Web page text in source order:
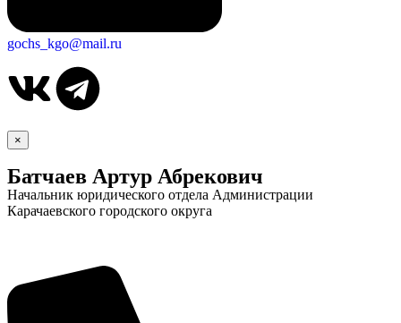
gochs_kgo@mail.ru
×
Батчаев Артур Абрекович
Начальник юридического отдела Администрации
Карачаевского городского округа